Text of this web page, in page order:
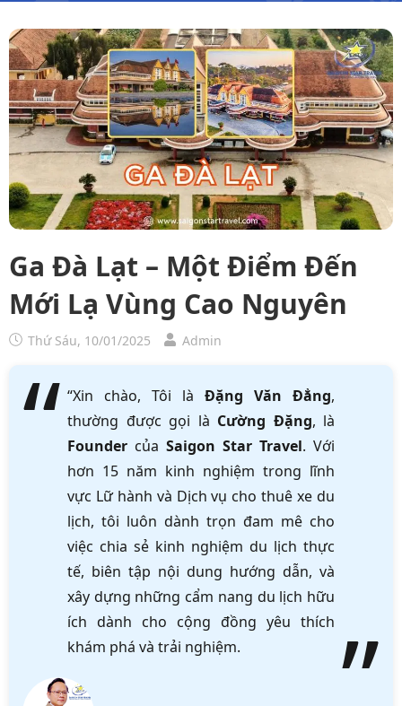
Ga Đà Lạt – Một Điểm Đến
Mới Lạ Vùng Cao Nguyên
Thứ Sáu, 10/01/2025 Admin
“Xin chào, Tôi là Đặng Văn Đẳng,
thường được gọi là Cường Đặng, là
Founder của Saigon Star Travel. Với
hơn 15 năm kinh nghiệm trong lĩnh
vực Lữ hành và Dịch vụ cho thuê xe du
lịch, tôi luôn dành trọn đam mê cho
việc chia sẻ kinh nghiệm du lịch thực
tế, biên tập nội dung hướng dẫn, và
xây dựng những cẩm nang du lịch hữu
ích dành cho cộng đồng yêu thích
khám phá và trải nghiệm.